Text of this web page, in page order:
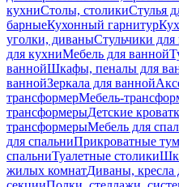
кухниСтолы, столикиСтулья
барныеКухонный гарнитур
уголки, диваныСтульчики для
для кухниМебель для ванной
ваннойШкафы, пеналы для
ваннойЗеркала для ванной
трансформерМебель-
трансформерыДетские
трансформерыМебель для
для спальниПрикроватные
спальниТуалетные столики
жилых комнатДиваны, кресла